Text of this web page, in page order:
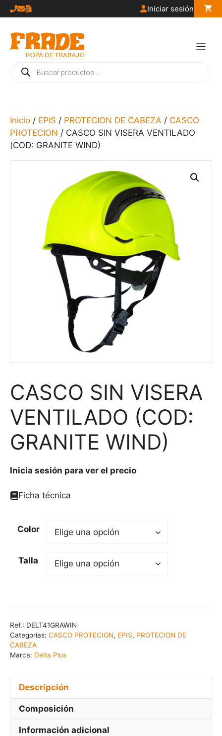
Saltar
al
contenido
Iniciar sesión
Búsqueda
de
Inicio / EPIS / PROTECION DE CABEZA / CASCO
PROTECION / CASCO SIN VISERA VENTILADO
(COD: GRANITE WIND)
CASCO SIN VISERA
VENTILADO (COD:
GRANITE WIND)
Inicia sesión para ver el precio
Ficha técnica
Color
Talla
Ref.: DELT41GRAWIN
Categorías: CASCO PROTECION, EPIS, PROTECION DE
CABEZA
Marca: Delta Plus
Descripción
Composición
Información adicional